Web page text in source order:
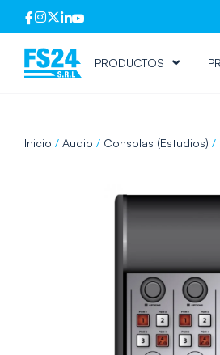
PRODUCTOS
Inicio / Audio / Consolas (Estudios) /